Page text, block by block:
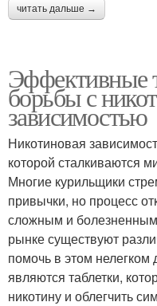
читать дальше →
Эффективные
борьбы с
зависимостью
Никотиновая
которой сталкиваются
Многие курильщики
привычки, но процесс
сложным и
рынке существуют
помочь в этом нелегком
являются таблетки,
никотину и облегчить